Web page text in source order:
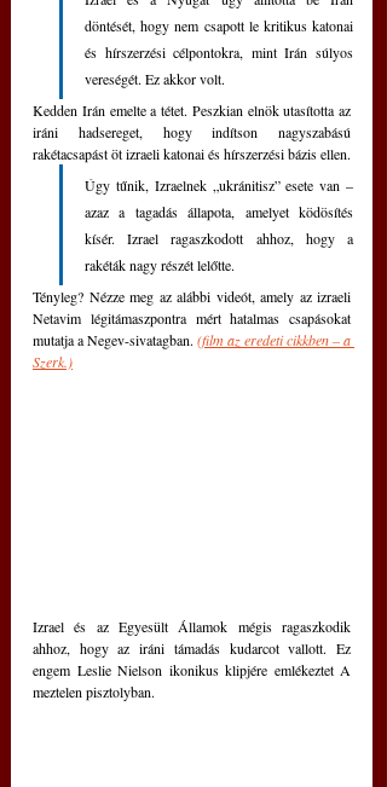
döntését, hogy nem csapott le kritikus katonai
és hírszerzési célpontokra, mint Irán súlyos
vereségét. Ez akkor volt.
Kedden Irán emelte a tétet. Peszkian elnök utasította az
iráni hadsereget, hogy indítson nagyszabású
rakétacsapást öt izraeli katonai és hírszerzési bázis ellen.
Úgy tűnik, Izraelnek „ukránitisz” esete van –
azaz a tagadás állapota, amelyet ködösítés
kísér. Izrael ragaszkodott ahhoz, hogy a
rakéták nagy részét lelőtte.
Tényleg? Nézze meg az alábbi videót, amely az izraeli
Netavim légitámaszpontra mért hatalmas csapásokat
mutatja a Negev-sivatagban. (film az eredeti cikkben – a
Szerk.)
Izrael és az Egyesült Államok mégis ragaszkodik
ahhoz, hogy az iráni támadás kudarcot vallott. Ez
engem Leslie Nielson ikonikus klipjére emlékeztet A
meztelen pisztolyban.